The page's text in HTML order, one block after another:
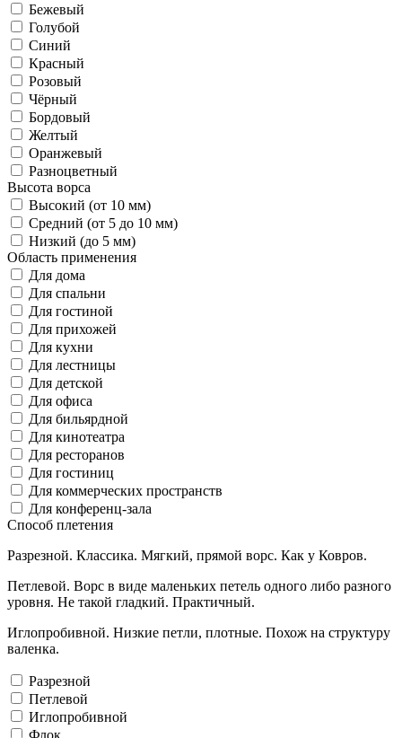
Бежевый
Голубой
Синий
Красный
Розовый
Чёрный
Бордовый
Желтый
Оранжевый
Разноцветный
Высота ворса
Высокий (от 10 мм)
Средний (от 5 до 10 мм)
Низкий (до 5 мм)
Область применения
Для дома
Для спальни
Для гостиной
Для прихожей
Для кухни
Для лестницы
Для детской
Для офиса
Для бильярдной
Для кинотеатра
Для ресторанов
Для гостиниц
Для коммерческих пространств
Для конференц-зала
Способ плетения
Разрезной. Классика. Мягкий, прямой ворс. Как у Ковров.
Петлевой. Ворс в виде маленьких петель одного либо разного
уровня. Не такой гладкий. Практичный.
Иглопробивной. Низкие петли, плотные. Похож на структуру
валенка.
Разрезной
Петлевой
Иглопробивной
Флок